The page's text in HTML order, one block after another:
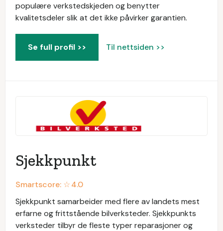
populære verkstedskjeden og benytter
kvalitetsdeler slik at det ikke påvirker garantien.
Se full profil >> Til nettsiden >>
Sjekkpunkt
Smartscore: ☆4.0
Sjekkpunkt samarbeider med flere av landets mest
erfarne og frittstående bilverksteder. Sjekkpunkts
verksteder tilbyr de fleste typer reparasjoner og